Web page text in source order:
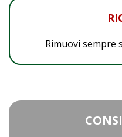
Rimuovi sempre